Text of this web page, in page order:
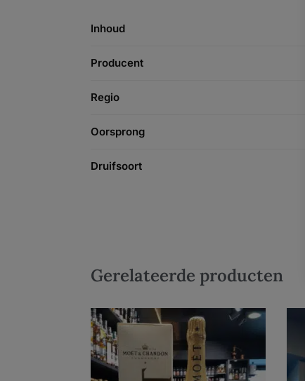
Inhoud
Producent
Regio
Oorsprong
Druifsoort
Gerelateerde producten